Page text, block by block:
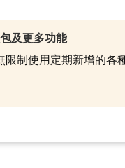
及更多功能
制使用定期新增的各